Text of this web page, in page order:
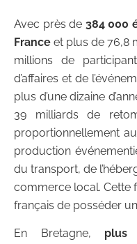
Avec près de 384 000
France et plus de 76,8
millions de
d’affaires et de
plus d’une dizaine
39 milliards de
proportionnellement
production
du transport, de
commerce local. Cette
français de posséder
En Bretagne, plus